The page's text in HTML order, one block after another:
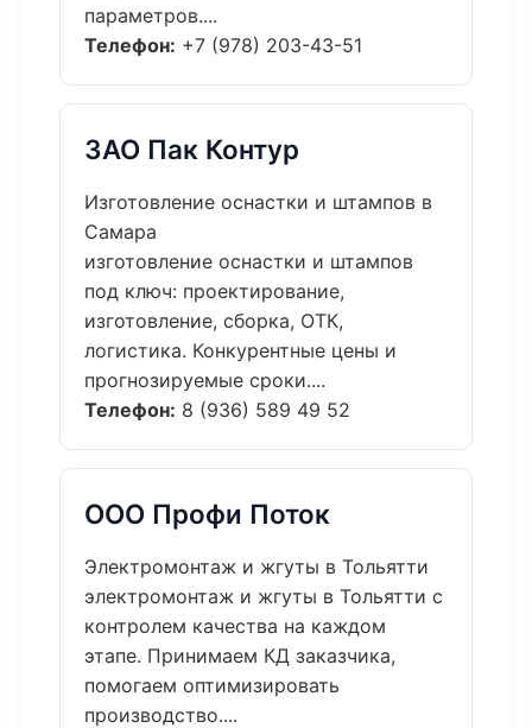
параметров....
Телефон: +7 (978) 203-43-51
ЗАО Пак Контур
Изготовление оснастки и штампов в
Самара
изготовление оснастки и штампов
под ключ: проектирование,
изготовление, сборка, ОТК,
логистика. Конкурентные цены и
прогнозируемые сроки....
Телефон: 8 (936) 589 49 52
ООО Профи Поток
Электромонтаж и жгуты в Тольятти
электромонтаж и жгуты в Тольятти с
контролем качества на каждом
этапе. Принимаем КД заказчика,
помогаем оптимизировать
производство....